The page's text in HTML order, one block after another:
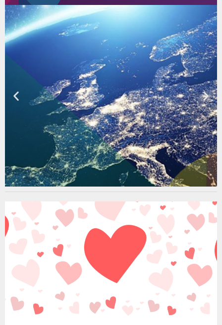
Seminari e Conferenze
Consulta il nostro calendario aggiornato per
vedere gli eventi in programma in Italia.
Maggiori informazioni